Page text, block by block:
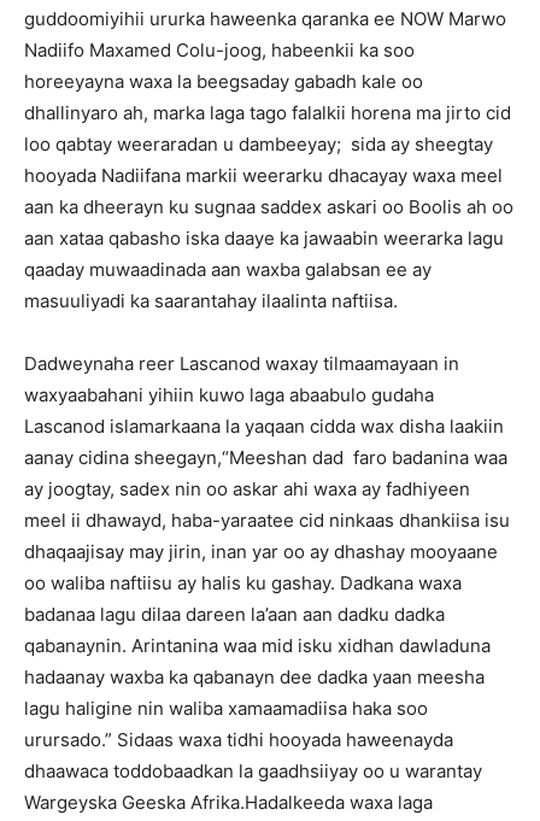
guddoomiyihii ururka haweenka qaranka ee NOW Marwo
Nadiifo Maxamed Colu-joog, habeenkii ka soo
horeeyayna waxa la beegsaday gabadh kale oo
dhallinyaro ah, marka laga tago falalkii horena ma jirto cid
loo qabtay weeraradan u dambeeyay; sida ay sheegtay
hooyada Nadiifana markii weerarku dhacayay waxa meel
aan ka dheerayn ku sugnaa saddex askari oo Boolis ah oo
aan xataa qabasho iska daaye ka jawaabin weerarka lagu
qaaday muwaadinada aan waxba galabsan ee ay
masuuliyadi ka saarantahay ilaalinta naftiisa.
Dadweynaha reer Lascanod waxay tilmaamayaan in
waxyaabahani yihiin kuwo laga abaabulo gudaha
Lascanod islamarkaana la yaqaan cidda wax disha laakiin
aanay cidina sheegayn,“Meeshan dad faro badanina waa
ay joogtay, sadex nin oo askar ahi waxa ay fadhiyeen
meel ii dhawayd, haba-yaraatee cid ninkaas dhankiisa isu
dhaqaajisay may jirin, inan yar oo ay dhashay mooyaane
oo waliba naftiisu ay halis ku gashay. Dadkana waxa
badanaa lagu dilaa dareen la’aan aan dadku dadka
qabanaynin. Arintanina waa mid isku xidhan dawladuna
hadaanay waxba ka qabanayn dee dadka yaan meesha
lagu haligine nin waliba xamaamadiisa haka soo
urursado.” Sidaas waxa tidhi hooyada haweenayda
dhaawaca toddobaadkan la gaadhsiiyay oo u warantay
Wargeyska Geeska Afrika.Hadalkeeda waxa laga